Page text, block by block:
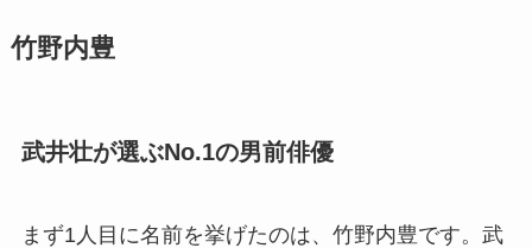
竹野内豊
武井壮が選ぶNo.1の男前俳優
まず1人目に名前を挙げたのは、竹野内豊です。武